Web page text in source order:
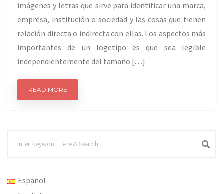
imágenes y letras que sirve para identificar una marca,
empresa, institución o sociedad y las cosas que tienen
relación directa o indirecta con ellas. Los aspectos más
importantes de un logotipo es que sea legible
independientemente del tamaño […]
READ MORE
Español